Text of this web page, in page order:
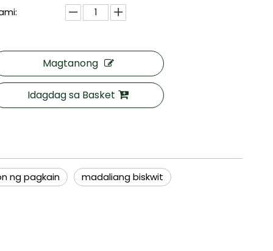
Magtanong
Idagdag sa Basket
ng pagkain madaliang biskwit